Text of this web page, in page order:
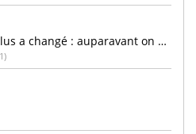
Malheureusement Call. plus a changé : auparavant on pouvait voir les autres commentaires...